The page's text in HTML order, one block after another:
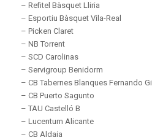
– Refitel Bàsquet Lliria
– Esportiu Bàsquet Vila-Real
– Picken Claret
– NB Torrent
– SCD Carolinas
– Servigroup Benidorm
– CB Tabernes Blanques Fernando Gil
– CB Puerto Sagunto
– TAU Castelló B
– Lucentum Alicante
– CB Aldaia